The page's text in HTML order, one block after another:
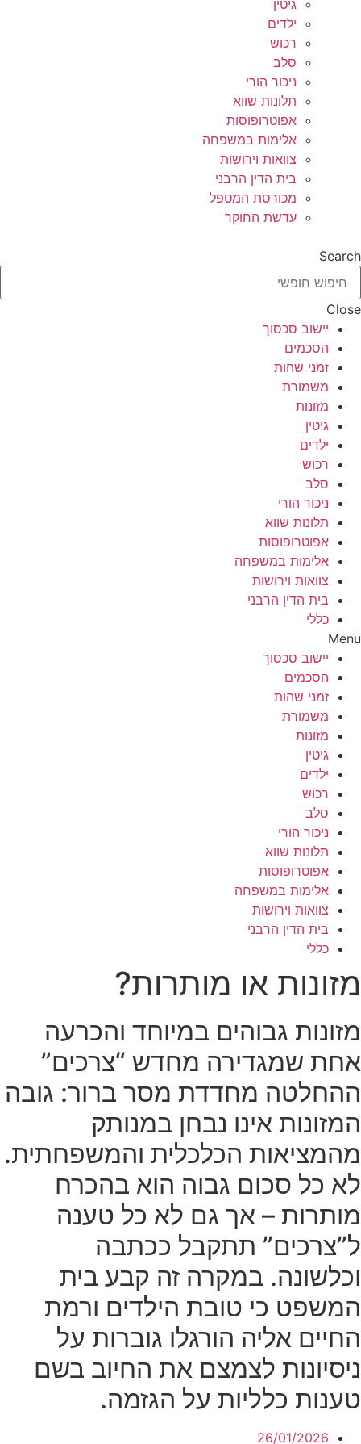
גיטין
ילדים
רכוש
סלב
ניכור הורי
תלונות שווא
אפוטרופוסות
אלימות במשפחה
צוואות וירושות
בית הדין הרבני
מכורסת המטפל
עדשת החוקר
Search
Close
יישוב סכסוך
הסכמים
זמני שהות
משמורת
מזונות
גיטין
ילדים
רכוש
סלב
ניכור הורי
תלונות שווא
אפוטרופוסות
אלימות במשפחה
צוואות וירושות
בית הדין הרבני
כללי
Menu
יישוב סכסוך
הסכמים
זמני שהות
משמורת
מזונות
גיטין
ילדים
רכוש
סלב
ניכור הורי
תלונות שווא
אפוטרופוסות
אלימות במשפחה
צוואות וירושות
בית הדין הרבני
כללי
מזונות או מותרות?
מזונות גבוהים במיוחד והכרעה
אחת שמגדירה מחדש “צרכים”
ההחלטה מחדדת מסר ברור: גובה
המזונות אינו נבחן במנותק
מהמציאות הכלכלית והמשפחתית.
לא כל סכום גבוה הוא בהכרח
מותרות – אך גם לא כל טענה
ל”צרכים” תתקבל ככתבה
וכלשונה. במקרה זה קבע בית
המשפט כי טובת הילדים ורמת
החיים אליה הורגלו גוברות על
ניסיונות לצמצם את החיוב בשם
טענות כלליות על הגזמה.
26/01/2026